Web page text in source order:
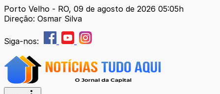
Porto Velho - RO, 09 de agosto de 2026 05:05h
Direção: Osmar Silva
Siga-nos: